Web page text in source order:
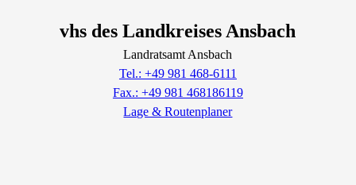
vhs des Landkreises Ansbach
Landratsamt Ansbach
Tel.: +49 981 468-6111
Fax.: +49 981 468186119
Lage & Routenplaner